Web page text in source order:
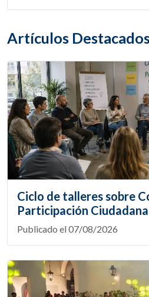
Artículos
Ciclo de talleres sobre
Participación Ciudadana
Publicado el 07/08/2026